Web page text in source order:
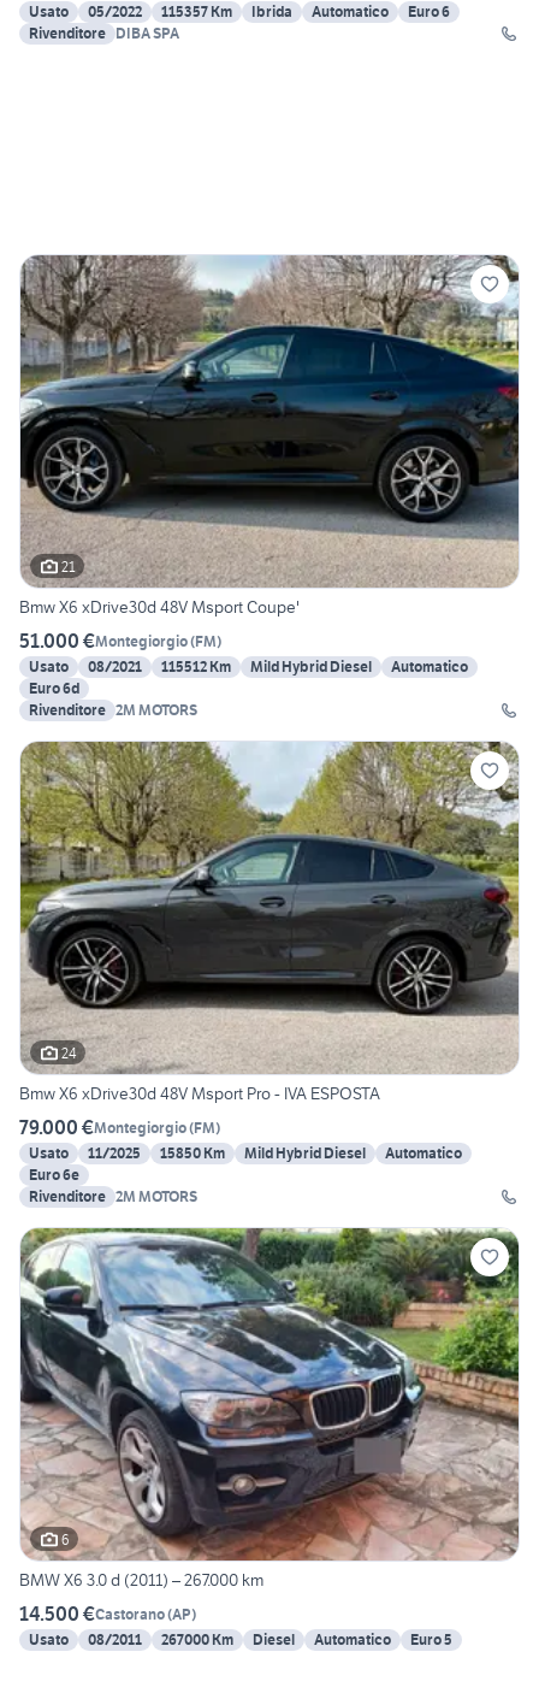
Usato
05/2022 115357 Km Ibrida Automatico
Euro 6
Rivenditore DIBA SPA
21
Bmw X6 xDrive30d 48V Msport Coupe'
51.000 €Montegiorgio(FM)
Usato
08/2021 115512 Km Mild Hybrid Diesel
Automatico
Euro 6d
Rivenditore 2M MOTORS
24
Bmw X6 xDrive30d 48V Msport Pro - IVA ESPOSTA
79.000 €Montegiorgio(FM)
Usato
11/2025 15850 Km Mild Hybrid Diesel
Automatico
Euro 6e
Rivenditore 2M MOTORS
6
BMW X6 3.0 d (2011) – 267.000 km
14.500 €Castorano(AP)
Usato
08/2011 267000 Km Diesel Automatico Euro 5